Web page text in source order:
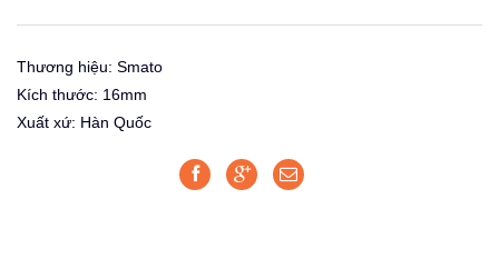
Thương hiệu: Smato
Kích thước: 16mm
Xuất xứ: Hàn Quốc